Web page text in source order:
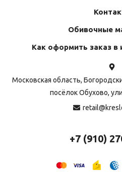
Обивочные
Как оформить заказ в
Московская область,
посёлок Обухово,
+7 (910)